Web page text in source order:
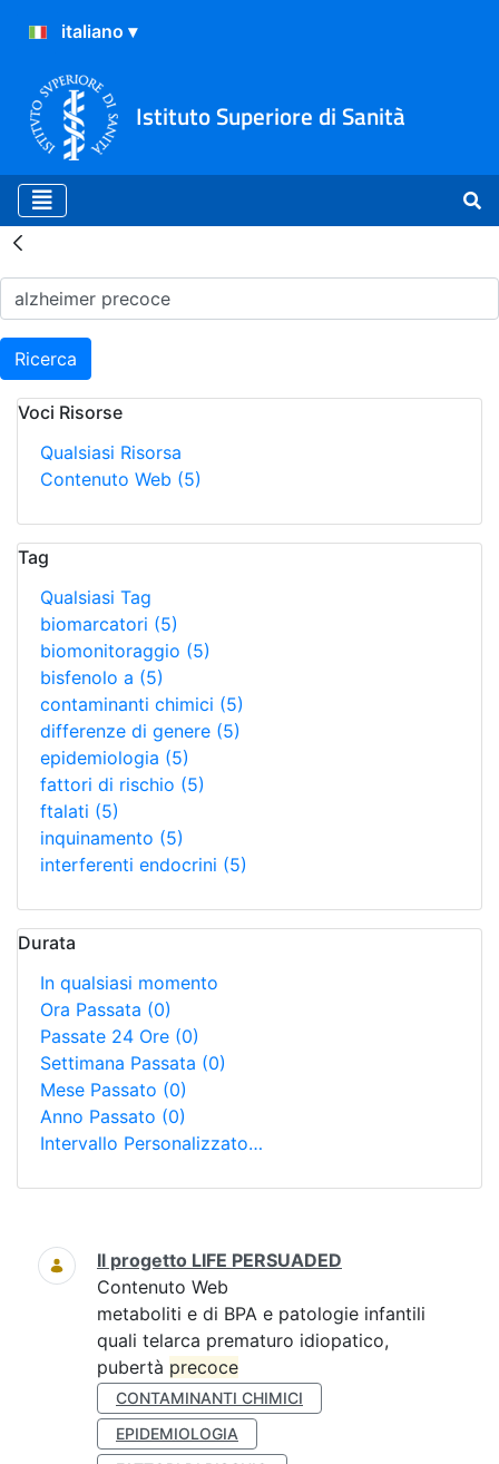
Istituto Superiore di Sanità
Risultati della Ricerca -
Ricerca
Voci Risorse
Qualsiasi Risorsa
Contenuto Web (5)
Tag
Qualsiasi Tag
biomarcatori (5)
biomonitoraggio (5)
bisfenolo a (5)
contaminanti chimici (5)
differenze di genere (5)
epidemiologia (5)
fattori di rischio (5)
ftalati (5)
inquinamento (5)
interferenti endocrini (5)
Durata
In qualsiasi momento
Ora Passata (0)
Passate 24 Ore (0)
Settimana Passata (0)
Mese Passato (0)
Anno Passato (0)
Intervallo Personalizzato…
Ricerca
Il progetto LIFE PERSUADED
Contenuto Web
metaboliti e di BPA e patologie infantili
quali telarca prematuro idiopatico,
pubertà precoce
CONTAMINANTI CHIMICI
EPIDEMIOLOGIA